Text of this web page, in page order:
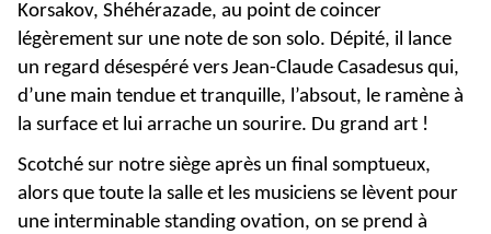
Korsakov, Shéhérazade, au point de coincer
légèrement sur une note de son solo. Dépité, il lance
un regard désespéré vers Jean-Claude Casadesus qui,
d’une main tendue et tranquille, l’absout, le ramène à
la surface et lui arrache un sourire. Du grand art !
Scotché sur notre siège après un final somptueux,
alors que toute la salle et les musiciens se lèvent pour
une interminable standing ovation, on se prend à